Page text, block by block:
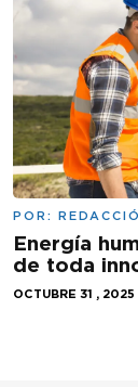
POR:
Energía
de toda
OCTUBRE 31 , 2025